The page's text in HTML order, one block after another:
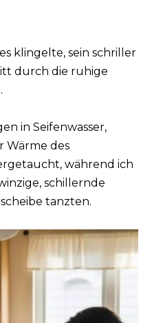
klingelte, sein schriller
durch die ruhige
in Seifenwasser,
Wärme des
während ich
schillernde
tanzten.